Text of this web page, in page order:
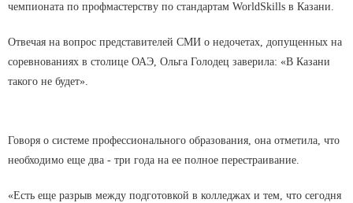
чемпионата по профмастерству по стандартам WorldSkills в Казани.
Отвечая на вопрос представителей СМИ о недочетах, допущенных на
соревнованиях в столице ОАЭ, Ольга Голодец заверила: «В Казани
такого не будет».
Говоря о системе профессионального образования, она отметила, что
необходимо еще два - три года на ее полное перестраивание.
«Есть еще разрыв между подготовкой в колледжах и тем, что сегодня